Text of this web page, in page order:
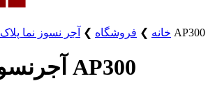
خانه ❯ فروشگاه ❯ آجر نسوز نما پلاک آجرنسوز نما پلاک AP300
آجرنسوز نما پلاک AP300